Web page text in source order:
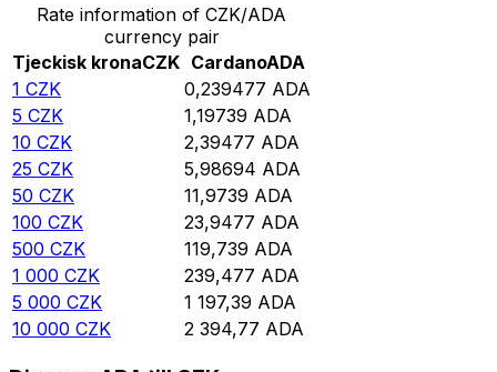
Rate information of CZK/ADA
currency pair
Tjeckisk kronaCZK CardanoADA
1 CZK 0,239477 ADA
5 CZK 1,19739 ADA
10 CZK 2,39477 ADA
25 CZK 5,98694 ADA
50 CZK 11,9739 ADA
100 CZK 23,9477 ADA
500 CZK 119,739 ADA
1 000 CZK 239,477 ADA
5 000 CZK 1 197,39 ADA
10 000 CZK 2 394,77 ADA